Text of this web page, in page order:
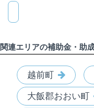
関連エリアの補助金・助
越前町
大飯郡おおい町